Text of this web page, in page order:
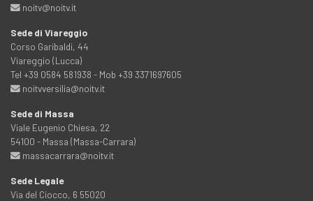
noitv@noitv.it
Sede di Viareggio
Corso Garibaldi, 44
Viareggio (Lucca)
Tel +39 0584 581938 - Mob +39 3371697605
noitvversilia@noitv.it
Sede di Massa
Viale Eugenio Chiesa, 22
54100 - Massa (Massa-Carrara)
massacarrara@noitv.it
Sede Legale
Via del Ciocco, 6 55020